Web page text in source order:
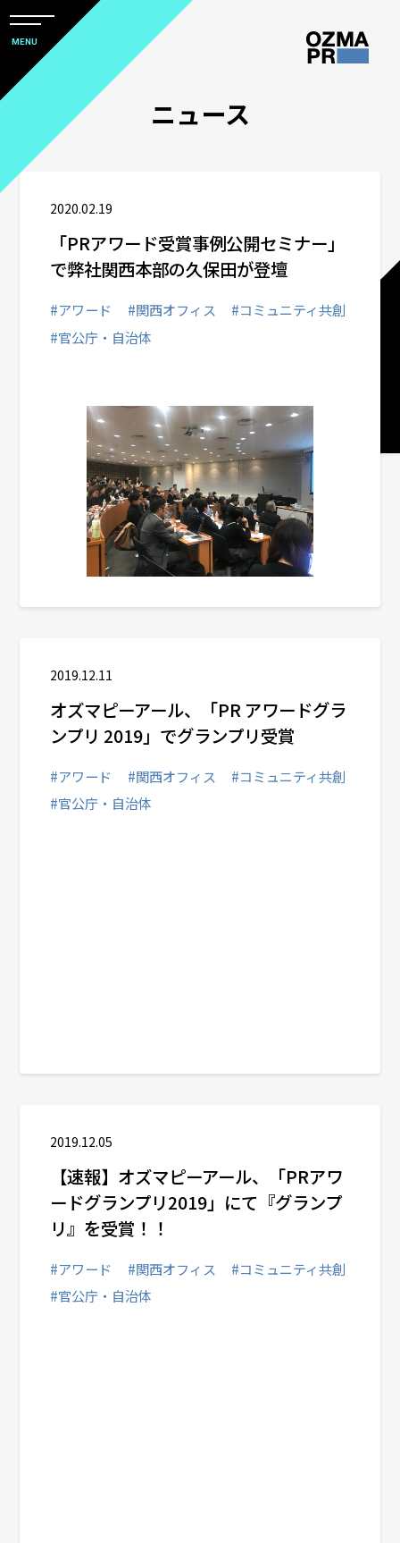
本
文
キ
マ
ア
メ
ニ
ュ
ー
MENU
ニュース
2020.02.19
「PRアワード受賞事例公開セミナー」
で弊社関西本部の久保田が登壇
#アワード #関西オフィス
#コミュニティ共創
#官公庁・自治体
2019.12.11
オズマピーアール、「PR アワードグラ
ンプリ 2019」でグランプリ受賞
#アワード #関西オフィス
#コミュニティ共創
#官公庁・自治体
2019.12.05
【速報】オズマピーアール、「PRアワ
ードグランプリ2019」にて『グランプ
リ』を受賞！！
#アワード #関西オフィス
#コミュニティ共創
#官公庁・自治体
すべて
企業情報
採用関連情報
サステナビリティコミュニケーション
関西オフィス
社会デザイン発想